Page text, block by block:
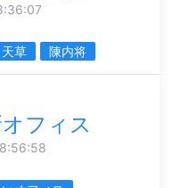
天草 陳内将
フィス